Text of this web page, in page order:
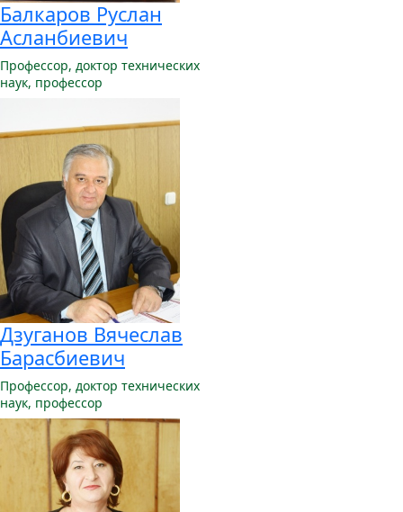
Балкаров Руслан
Асланбиевич
Профессор, доктор технических
наук, профессор
Дзуганов Вячеслав
Барасбиевич
Профессор, доктор технических
наук, профессор